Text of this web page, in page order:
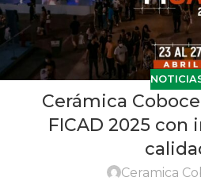
Cerámica
FICAD 2025 con
Ceramica